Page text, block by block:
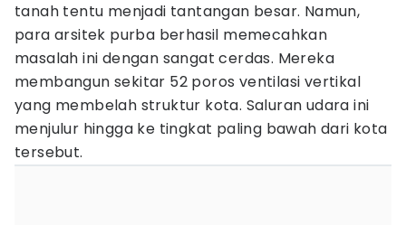
tanah tentu menjadi tantangan besar. Namun,
para arsitek purba berhasil memecahkan
masalah ini dengan sangat cerdas. Mereka
membangun sekitar 52 poros ventilasi vertikal
yang membelah struktur kota. Saluran udara ini
menjulur hingga ke tingkat paling bawah dari kota
tersebut.